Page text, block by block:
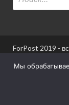
ForPost 2019 -
При
Информация
Мы